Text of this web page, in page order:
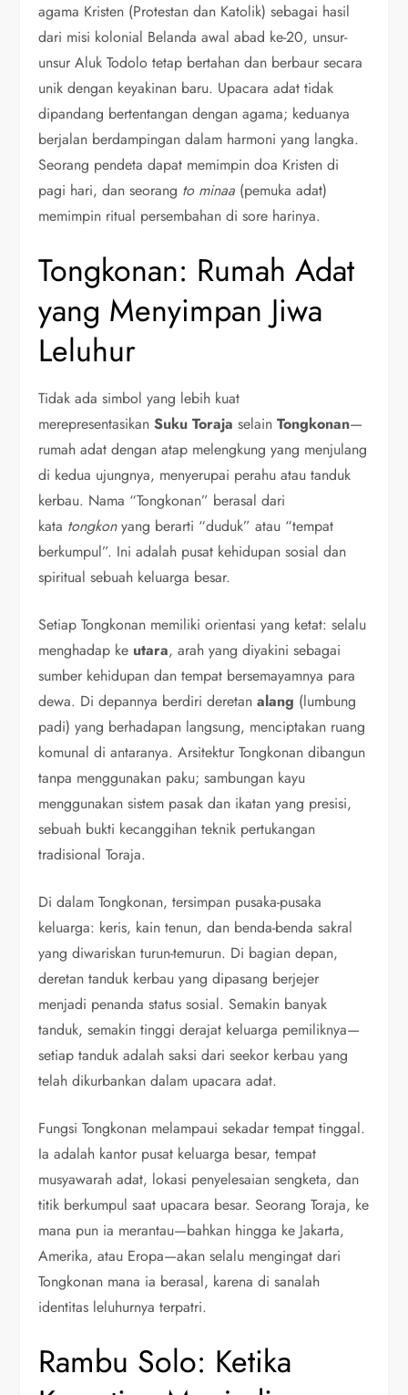
agama Kristen (Protestan dan Katolik) sebagai hasil
dari misi kolonial Belanda awal abad ke-20, unsur-
unsur Aluk Todolo tetap bertahan dan berbaur secara
unik dengan keyakinan baru. Upacara adat tidak
dipandang bertentangan dengan agama; keduanya
berjalan berdampingan dalam harmoni yang langka.
Seorang pendeta dapat memimpin doa Kristen di
pagi hari, dan seorang to minaa (pemuka adat)
memimpin ritual persembahan di sore harinya.
Tongkonan: Rumah Adat
yang Menyimpan Jiwa
Leluhur
Tidak ada simbol yang lebih kuat
merepresentasikanSuku Toraja selainTongkonan—
rumah adat dengan atap melengkung yang menjulang
di kedua ujungnya, menyerupai perahu atau tanduk
kerbau. Nama “Tongkonan” berasal dari
kata tongkonyang berarti “duduk” atau “tempat
berkumpul”. Ini adalah pusat kehidupan sosial dan
spiritual sebuah keluarga besar.
Setiap Tongkonan memiliki orientasi yang ketat: selalu
menghadap ke utara, arah yang diyakini sebagai
sumber kehidupan dan tempat bersemayamnya para
dewa. Di depannya berdiri deretanalang (lumbung
padi) yang berhadapan langsung, menciptakan ruang
komunal di antaranya. Arsitektur Tongkonan dibangun
tanpa menggunakan paku; sambungan kayu
menggunakan sistem pasak dan ikatan yang presisi,
sebuah bukti kecanggihan teknik pertukangan
tradisional Toraja.
Di dalam Tongkonan, tersimpan pusaka-pusaka
keluarga: keris, kain tenun, dan benda-benda sakral
yang diwariskan turun-temurun. Di bagian depan,
deretan tanduk kerbau yang dipasang berjejer
menjadi penanda status sosial. Semakin banyak
tanduk, semakin tinggi derajat keluarga pemiliknya—
setiap tanduk adalah saksi dari seekor kerbau yang
telah dikurbankan dalam upacara adat.
Fungsi Tongkonan melampaui sekadar tempat tinggal.
Ia adalah kantor pusat keluarga besar, tempat
musyawarah adat, lokasi penyelesaian sengketa, dan
titik berkumpul saat upacara besar. Seorang Toraja, ke
mana pun ia merantau—bahkan hingga ke Jakarta,
Amerika, atau Eropa—akan selalu mengingat dari
Tongkonan mana ia berasal, karena di sanalah
identitas leluhurnya terpatri.
Rambu Solo: Ketika